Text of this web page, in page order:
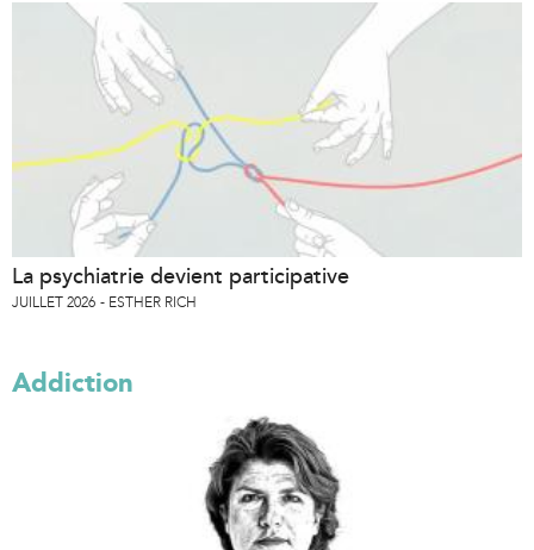
La psychiatrie devient participative
JUILLET 2026 ESTHER RICH
Addiction